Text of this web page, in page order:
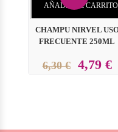
AÑADIR AL CARRITO
CHAMPU NIRVEL
FRECUENTE 250ML
6,30 € 4,79 €